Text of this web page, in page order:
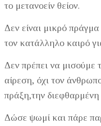
το μετανοείν θείον.
Δεν είναι μικρό
τον κατάλληλο καιρό
Δεν πρέπει να μισούμε
αίρεση, όχι τον
πράξη,την
Δώσε ψωμί και πάρε